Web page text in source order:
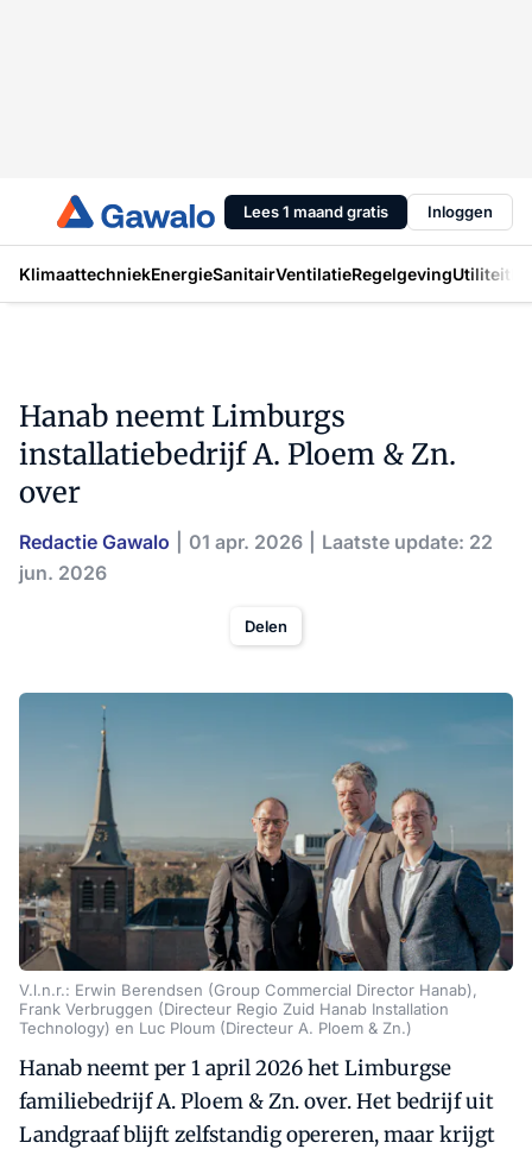
Lees 1 maand gratis Inloggen
KlimaattechniekEnergieSanitairVentilatieRegelgevingUtiliteit
Hanab neemt Limburgs
installatiebedrijf A. Ploem & Zn.
over
Redactie Gawalo 01 apr. 2026
Laatste update: 22
jun. 2026
Delen
V.l.n.r.: Erwin Berendsen (Group Commercial Director Hanab),
Frank Verbruggen (Directeur Regio Zuid Hanab Installation
Technology) en Luc Ploum (Directeur A. Ploem & Zn.)
Hanab neemt per 1 april 2026 het Limburgse
familiebedrijf A. Ploem & Zn. over. Het bedrijf uit
Landgraaf blijft zelfstandig opereren, maar krijgt